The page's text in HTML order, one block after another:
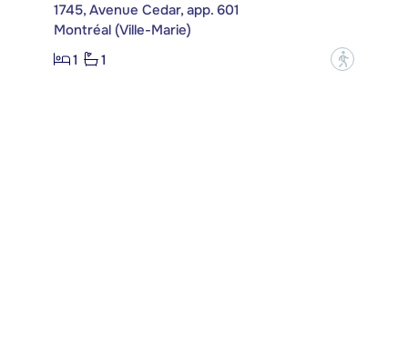
1745, Avenue Cedar, app. 601
Montréal (Ville-Marie)
1
1 ?